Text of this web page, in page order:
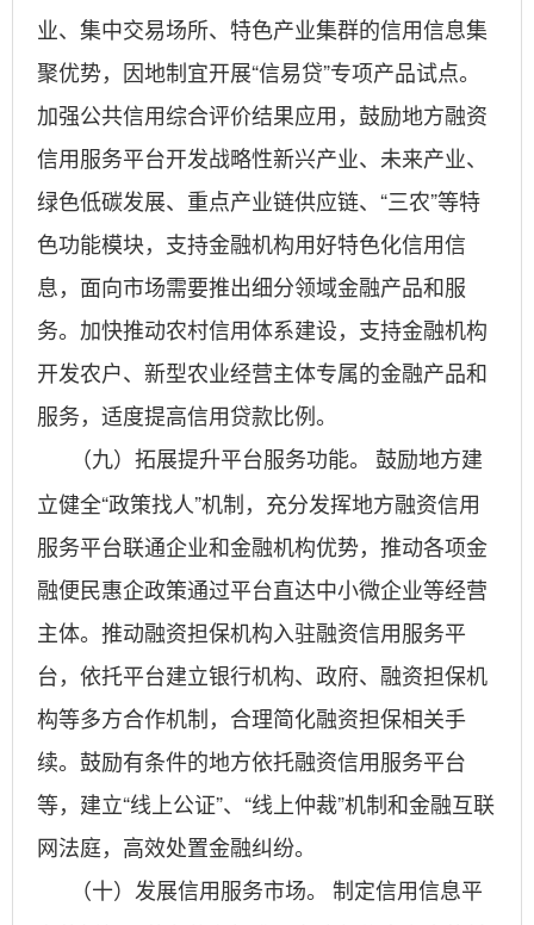
业、集中交易场所、特色产业集群的信用信息集
聚优势，因地制宜开展“信易贷”专项产品试点。
加强公共信用综合评价结果应用，鼓励地方融资
信用服务平台开发战略性新兴产业、未来产业、
绿色低碳发展、重点产业链供应链、“三农”等特
色功能模块，支持金融机构用好特色化信用信
息，面向市场需要推出细分领域金融产品和服
务。加快推动农村信用体系建设，支持金融机构
开发农户、新型农业经营主体专属的金融产品和
服务，适度提高信用贷款比例。
（九）拓展提升平台服务功能。
鼓励地方建
立健全“政策找人”机制，充分发挥地方融资信用
服务平台联通企业和金融机构优势，推动各项金
融便民惠企政策通过平台直达中小微企业等经营
主体。推动融资担保机构入驻融资信用服务平
台，依托平台建立银行机构、政府、融资担保机
构等多方合作机制，合理简化融资担保相关手
续。鼓励有条件的地方依托融资信用服务平台
等，建立“线上公证”、“线上仲裁”机制和金融互联
网法庭，高效处置金融纠纷。
（十）发展信用服务市场。
制定信用信息平